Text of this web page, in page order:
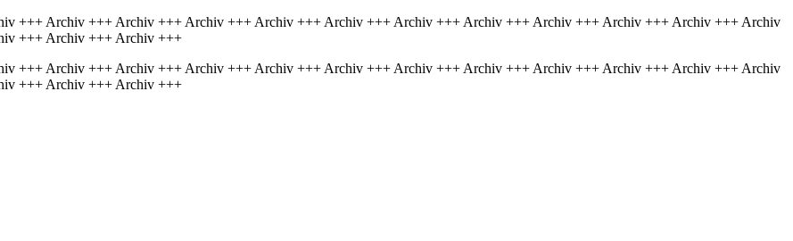
+++ Archiv +++ Archiv +++ Archiv +++ Archiv +++ Archiv +++ Archiv +++ Archiv +++ Archiv +++ Archiv +++ Archiv +++ Archiv
+++ Archiv +++ Archiv +++
+++ Archiv +++ Archiv +++ Archiv +++ Archiv +++ Archiv +++ Archiv +++ Archiv +++ Archiv +++ Archiv +++ Archiv +++ Archiv
+++ Archiv +++ Archiv +++